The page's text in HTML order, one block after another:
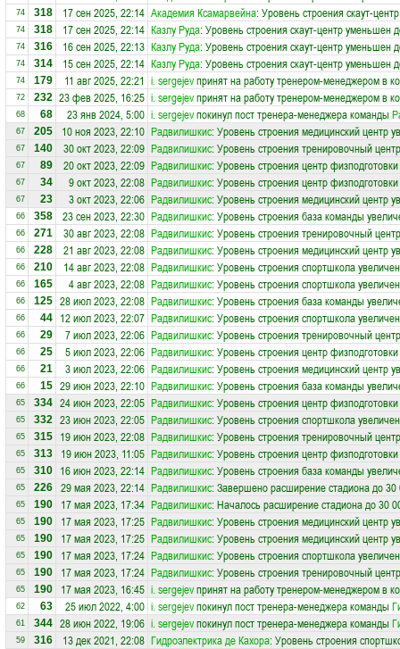
74 318 17 сен 2025, 22:14 Академия Ксамарвейна: Уровень строения скаут-
74 318 17 сен 2025, 22:14 Казлу Руда: Уровень строения скаут-центр уменьшен
74 316 16 сен 2025, 22:13 Казлу Руда: Уровень строения скаут-центр уменьшен
74 314 15 сен 2025, 22:14 Казлу Руда: Уровень строения скаут-центр уменьшен
74 179 11 авг 2025, 22:21 i. sergejevпринят на работу тренером-менеджером в
72 232 23 фев 2025, 16:25 i. sergejevпринят на работу тренером-менеджером в
68 68 23 янв 2024, 5:00 i. sergejevпокинул пост тренера-менеджера команды
67 205 10 ноя 2023, 22:10 Радвилишкис: Уровень строения медицинский центр
67 140 30 окт 2023, 22:09 Радвилишкис: Уровень строения тренировочный
67 89 20 окт 2023, 22:09 Радвилишкис: Уровень строения центр
67 34 9 окт 2023, 22:08 Радвилишкис: Уровень строения центр
67 23 3 окт 2023, 22:06 Радвилишкис: Уровень строения медицинский центр
66 358 23 сен 2023, 22:30 Радвилишкис: Уровень строения база команды
66 271 30 авг 2023, 22:08 Радвилишкис: Уровень строения тренировочный
66 228 21 авг 2023, 22:08 Радвилишкис: Уровень строения медицинский центр
66 210 14 авг 2023, 22:08 Радвилишкис: Уровень строения спортшкола
66 165 4 авг 2023, 22:08 Радвилишкис: Уровень строения спортшкола
66 125 28 июл 2023, 22:08 Радвилишкис: Уровень строения база команды
66 44 12 июл 2023, 22:07 Радвилишкис: Уровень строения спортшкола
66 29 7 июл 2023, 22:06 Радвилишкис: Уровень строения тренировочный
66 25 5 июл 2023, 22:06 Радвилишкис: Уровень строения центр
66 21 3 июл 2023, 22:06 Радвилишкис: Уровень строения медицинский центр
66 15 29 июн 2023, 22:10 Радвилишкис: Уровень строения база команды
65 334 24 июн 2023, 22:05 Радвилишкис: Уровень строения центр
65 332 23 июн 2023, 22:05 Радвилишкис: Уровень строения спортшкола
65 315 19 июн 2023, 22:08 Радвилишкис: Уровень строения тренировочный
65 313 19 июн 2023, 11:05 Радвилишкис: Уровень строения центр
65 310 16 июн 2023, 22:14 Радвилишкис: Уровень строения база команды
65 226 29 мая 2023, 22:14 Радвилишкис: Завершено расширение стадиона до 30
65 190 17 мая 2023, 17:34 Радвилишкис: Началось расширение стадиона до 30
65 190 17 мая 2023, 17:25 Радвилишкис: Уровень строения медицинский центр
65 190 17 мая 2023, 17:25 Радвилишкис: Уровень строения медицинский центр
65 190 17 мая 2023, 17:24 Радвилишкис: Уровень строения спортшкола
65 190 17 мая 2023, 17:24 Радвилишкис: Уровень строения тренировочный
65 190 17 мая 2023, 16:45 i. sergejevпринят на работу тренером-менеджером в
62 63 25 июл 2022, 4:00 i. sergejevпокинул пост тренера-менеджера команды
61 344 28 июн 2022, 19:06 i. sergejevпокинул пост тренера-менеджера команды
59 316 13 дек 2021, 22:08 Гидроэлектрика де Кахора: Уровень строения